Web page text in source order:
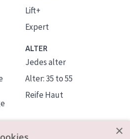
Lift+
Expert
ALTER
Jedes alter
Alter: 35 to 55
Reife Haut
×